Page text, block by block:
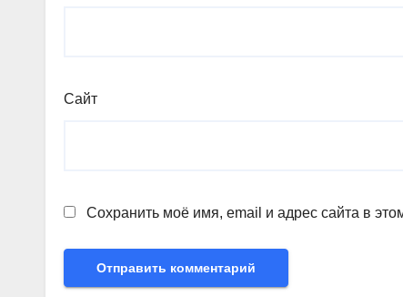
Сайт
Сохранить моё имя, email и адрес сайта в